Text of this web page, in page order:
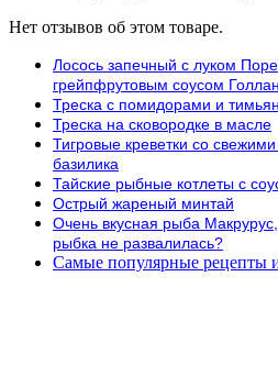
Нет отзывов об этом товаре.
Лосось запечный с луком
грейпфрутовым соусом
Треска с помидорами и
Треска на сковородке в масле
Тигровые креветки со
базилика
Тайские рыбные котлеты с
Острый жареный минтай
Очень вкусная рыба Макрурус,
рыбка не развалилась?
Самые популярные рецепты